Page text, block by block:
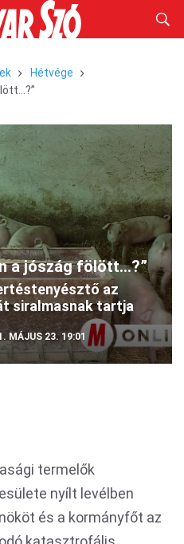
Hétvége
a jószág fölött...?”
az
siralmasnak tartja
MÁJUS 23. 19:01
termelők
nyílt levélben
és a kormányfőt az